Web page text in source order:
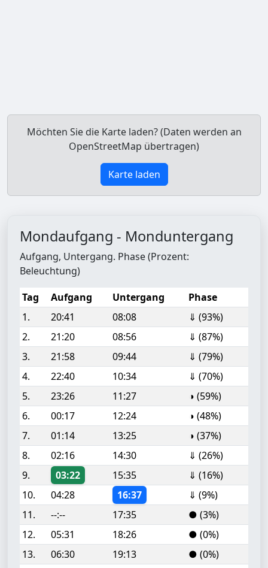
Möchten Sie die Karte laden? (Daten werden an
OpenStreetMap übertragen)
Karte laden
Mondaufgang - Monduntergang
Aufgang, Untergang. Phase (Prozent:
Beleuchtung)
Tag
Aufgang Untergang
Phase
1.
20:41 08:08
⇓ (93%)
2.
21:20 08:56
⇓ (87%)
3.
21:58 09:44
⇓ (79%)
4.
22:40 10:34
⇓ (70%)
5.
23:26 11:27
◑ (59%)
6.
00:17 12:24
◑ (48%)
7.
01:14 13:25
◑ (37%)
8.
02:16 14:30
⇓ (26%)
9.
03:22 15:35
⇓ (16%)
10.
04:28 16:37
⇓ (9%)
11.
--:-- 17:35
● (3%)
12.
05:31 18:26
● (0%)
13.
06:30 19:13
● (0%)